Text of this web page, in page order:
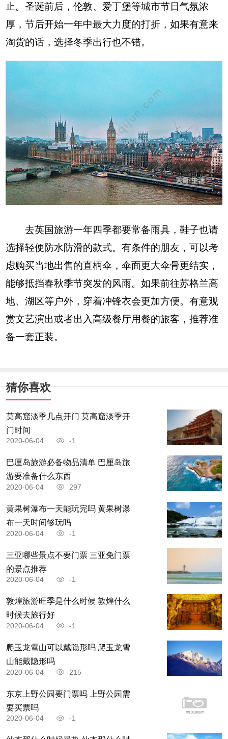
止。圣诞前后，伦敦、爱丁堡等城市节日气氛浓
厚，节后开始一年中最大力度的打折，如果有意来
淘货的话，选择冬季出行也不错。
去英国旅游一年四季都要常备雨具，鞋子也请
选择轻便防水防滑的款式。有条件的朋友，可以考
虑购买当地出售的直柄伞，伞面更大伞骨更结实，
能够抵挡春秋季节突发的风雨。如果前往苏格兰高
地、湖区等户外，穿着冲锋衣会更加方便。有意观
赏文艺演出或者出入高级餐厅用餐的旅客，推荐准
备一套正装。
猜你喜欢
莫高窟淡季几点开门 莫高窟淡季开
门时间
2020-06-04 -1
巴厘岛旅游必备物品清单 巴厘岛旅
游要准备什么东西
2020-06-04 297
黄果树瀑布一天能玩完吗 黄果树瀑
布一天时间够玩吗
2020-06-04 -1
三亚哪些景点不要门票 三亚免门票
的景点推荐
2020-06-04 -1
敦煌旅游旺季是什么时候 敦煌什么
时候去旅行好
2020-06-04 -1
爬玉龙雪山可以戴隐形吗 爬玉龙雪
山能戴隐形吗
2020-06-04 215
东京上野公园要门票吗 上野公园需
要买票吗
2020-06-04 -1